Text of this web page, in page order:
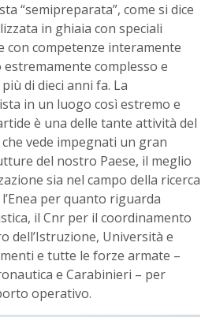
“semipreparata”, come si dice
in ghiaia con speciali
con competenze interamente
complesso e
di dieci anni fa. La
in un luogo così estremo e
è una delle tante attività del
vede impegnati un gran
del nostro Paese, il meglio
sia nel campo della ricerca
per quanto riguarda
il Cnr per il coordinamento
dell’Istruzione, Università e
e tutte le forze armate –
e Carabinieri – per
operativo.